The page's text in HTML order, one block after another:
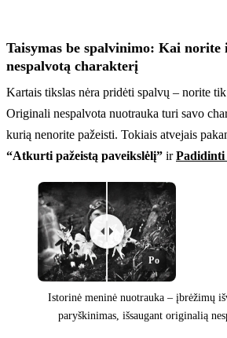
Taisymas be spalvinimo: Kai
nespalvotą charakterį
Kartais tikslas nėra pridėti spalvų – norite
Originali nespalvota nuotrauka turi savo
kurią nenorite pažeisti. Tokiais atvejais
“Atkurti pažeistą paveikslėlį” irPadidinti
Po
Istorinė meninė nuotrauka – įbrėžimų
paryškinimas, išsaugant originalią